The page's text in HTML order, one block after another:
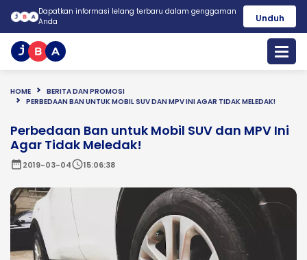
Dapatkan informasi lelang terbaru dalam genggaman
Anda
Unduh
HOME
BERITA DAN PROMOSI
PERBEDAAN BAN UNTUK MOBIL SUV DAN MPV INI AGAR TIDAK MELEDAK!
Perbedaan Ban untuk Mobil SUV dan MPV Ini
Agar Tidak Meledak!
date_range2019-03-04schedule15:06:38